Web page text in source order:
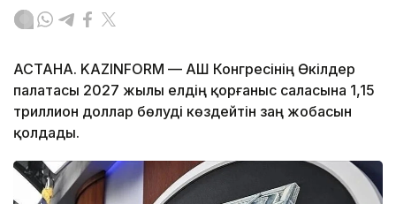
АСТАНА. KAZINFORM — АҚШ Конгресінің Өкілдер
палатасы 2027 жылы елдің қорғаныс саласына 1,15
триллион доллар бөлуді көздейтін заң жобасын
қолдады.